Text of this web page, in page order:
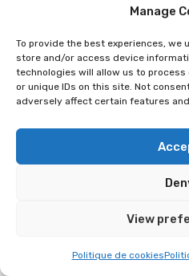
Manage
To provide the best experiences, we
store and/or access device
technologies will allow us to
or unique IDs on this site. Not
adversely affect certain features
View
Politique de cookies
Neben